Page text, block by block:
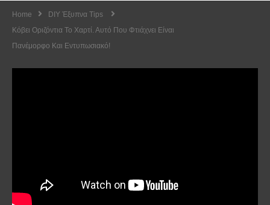
Home
DIY Έξυπνα Tips
Κόβει Οριζόντια Το Χαρτί. Αυτό Που Φτιάχνει Είναι
Πανέμορφο Και Εντυπωσιακό!